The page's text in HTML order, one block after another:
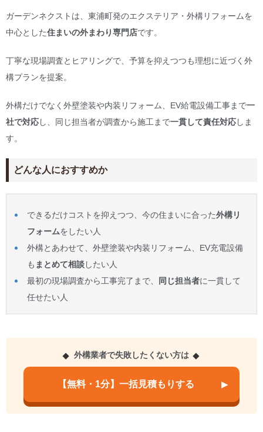
ガーデンネクストは、東浦町発のエクステリア・外構リフォームを
中心とした住まいの外まわり専門店です。
丁寧な現場調査とヒアリングで、予算を抑えつつも理想に近づく外
構プランを提案。
外構だけでなく外壁塗装や内装リフォーム、EV給電設備工事まで一
社で対応し、同じ担当者が調査から施工まで一貫して責任対応しま
す。
どんな人におすすめか
できるだけコストを抑えつつ、今の住まいに合った外構リ
フォームをしたい人
外構とあわせて、外壁塗装や内装リフォーム、EV充電設備
も まとめて相談したい人
最初の現場調査から工事完了まで、
同じ担当者に一貫して
任せたい人
外構業者で失敗したくない方は
【無料・1分】一括見積もりする